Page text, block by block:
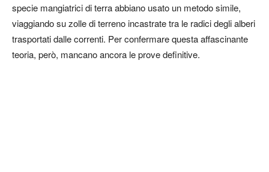
specie mangiatrici di terra abbiano usato un metodo simile,
viaggiando su zolle di terreno incastrate tra le radici degli alberi
trasportati dalle correnti. Per confermare questa affascinante
teoria, però, mancano ancora le prove definitive.